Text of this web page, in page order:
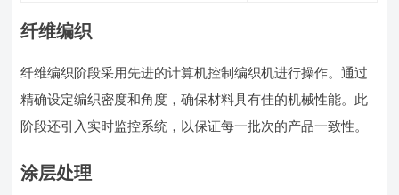
纤维编织
纤维编织阶段采用先进的计算机控制编织机进行操作。通过
精确设定编织密度和角度，确保材料具有佳的机械性能。此
阶段还引入实时监控系统，以保证每一批次的产品一致性。
涂层处理